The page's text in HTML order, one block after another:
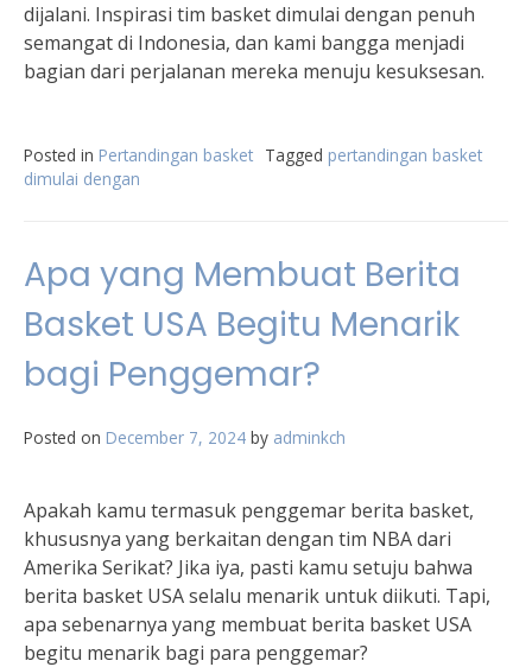
dijalani. Inspirasi tim basket dimulai dengan penuh
semangat di Indonesia, dan kami bangga menjadi
bagian dari perjalanan mereka menuju kesuksesan.
Posted in Pertandingan basket Tagged pertandingan basket
dimulai dengan
Apa yang Membuat Berita
Basket USA Begitu Menarik
bagi Penggemar?
Posted on December 7, 2024 by adminkch
Apakah kamu termasuk penggemar berita basket,
khususnya yang berkaitan dengan tim NBA dari
Amerika Serikat? Jika iya, pasti kamu setuju bahwa
berita basket USA selalu menarik untuk diikuti. Tapi,
apa sebenarnya yang membuat berita basket USA
begitu menarik bagi para penggemar?